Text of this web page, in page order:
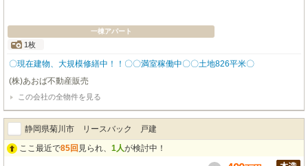
一棟アパート
1枚
〇現在建物、大規模修繕中！！〇〇満室稼働中〇〇土地826平米〇
(株)あおば不動産販売
この会社の全物件を見る
静岡県菊川市 リースバック 戸建
ここ最近で85回 見られ、 1人が検討中！